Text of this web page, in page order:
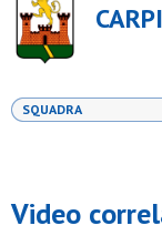
SQUADRA
Video